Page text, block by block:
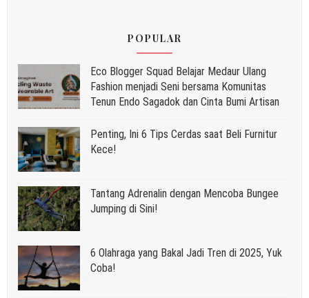
POPULAR
Eco Blogger Squad Belajar Medaur Ulang
Fashion menjadi Seni bersama Komunitas
Tenun Endo Sagadok dan Cinta Bumi Artisan
Penting, Ini 6 Tips Cerdas saat Beli Furnitur
Kece!
Tantang Adrenalin dengan Mencoba Bungee
Jumping di Sini!
6 Olahraga yang Bakal Jadi Tren di 2025, Yuk
Coba!